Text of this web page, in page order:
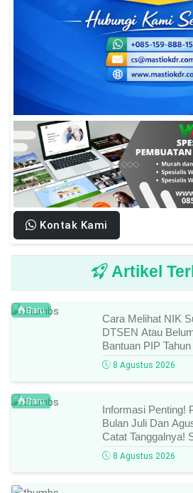
Kontak Kami
Artikel
Baru
Cara Melihat NIK
DTSEN Atau
Bantuan PIP
Cek Dan Syarat
8 Agustus 2026
Baru
Informasi Penting!
Bulan Juli Dan
Catat Tanggalnya!
Januari–Juni, Ini
8 Agustus 2026